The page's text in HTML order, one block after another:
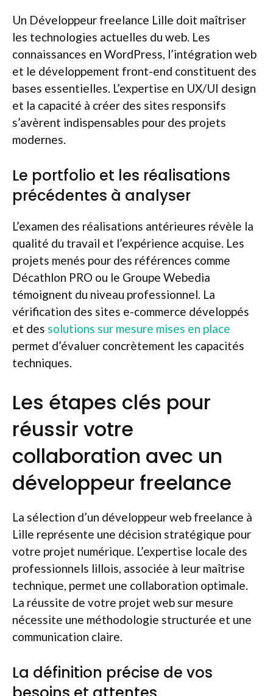
Un Développeur freelance Lille doit maîtriser
les technologies actuelles du web. Les
connaissances en WordPress, l’intégration web
et le développement front-end constituent des
bases essentielles. L’expertise en UX/UI design
et la capacité à créer des sites responsifs
s’avèrent indispensables pour des projets
modernes.
Le portfolio et les réalisations
précédentes à analyser
L’examen des réalisations antérieures révèle la
qualité du travail et l’expérience acquise. Les
projets menés pour des références comme
Décathlon PRO ou le Groupe Webedia
témoignent du niveau professionnel. La
vérification des sites e-commerce développés
et des solutions sur mesure mises en place
permet d’évaluer concrètement les capacités
techniques.
Les étapes clés pour
réussir votre
collaboration avec un
développeur freelance
La sélection d’un développeur web freelance à
Lille représente une décision stratégique pour
votre projet numérique. L’expertise locale des
professionnels lillois, associée à leur maîtrise
technique, permet une collaboration optimale.
La réussite de votre projet web sur mesure
nécessite une méthodologie structurée et une
communication claire.
La définition précise de vos